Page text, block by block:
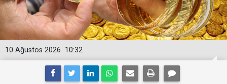
10:32
10 Ağustos 2026